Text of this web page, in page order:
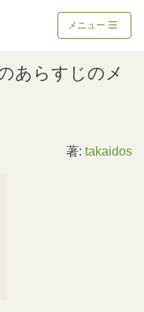
メニュー
あらすじのメ
著: takaidos